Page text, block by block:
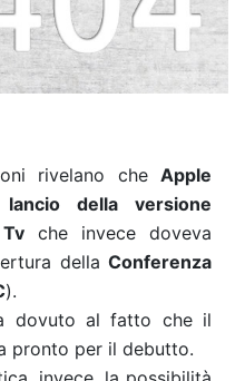
rivelano che Apple
della versione
che invece doveva
della Conferenza
).
dovuto al fatto che il
pronto per il debutto.